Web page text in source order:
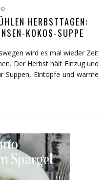
HERBSTTAGEN:
KOKOS-SUPPE
wird es mal wieder Zeit
Der Herbst hält Einzug und
Suppen, Eintöpfe und warme